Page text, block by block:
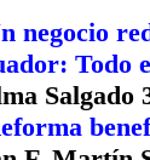
negocio
Todo
Salgado